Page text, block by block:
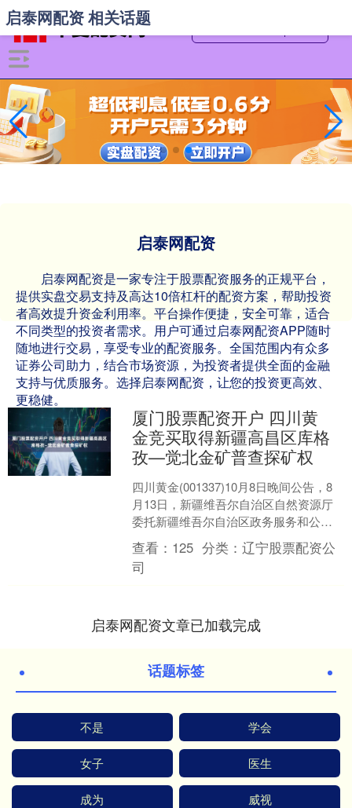
启泰网配资
启泰网配资是一家专注于股票配资服务的正规平台，
提供实盘交易支持及高达10倍杠杆的配资方案，帮助投资
者高效提升资金利用率。平台操作便捷，安全可靠，适合
不同类型的投资者需求。用户可通过启泰网配资APP随时
随地进行交易，享受专业的配资服务。全国范围内有众多
证券公司助力，结合市场资源，为投资者提供全面的金融
支持与优质服务。选择启泰网配资，让您的投资更高效、
更稳健。
启泰网配资 相关话题
厦门股票配资开户 四川黄
金竞买取得新疆高昌区库格
孜—觉北金矿普查探矿权
四川黄金(001337)10月8日晚间公告，8
月13日，新疆维吾尔自治区自然资源厅
委托新疆维吾尔自治区政务服务和公共
资源交易中心发布了《2025年新疆博乐
市夏尔....
查看： 125 分类：辽宁股票配资公
司
启泰网配资文章已加载完成
话题标签
不是 学会
女子 医生
成为 威视